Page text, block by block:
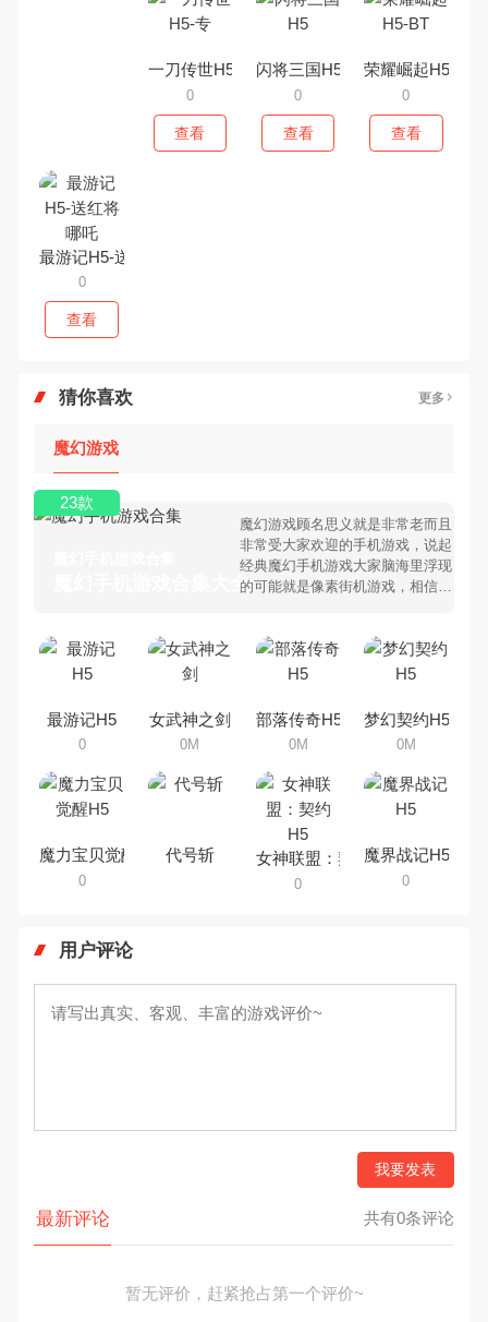
一刀传世H5-专
0
查看
闪将三国H5
0
查看
荣耀崛起H5-BT
0
查看
最游记H5-送红将哪吒
0
查看
猜你喜欢 更多
魔幻游戏
魔幻手机游戏合集大全 >
魔幻游戏顾名思义就是非常老而且
非常受大家欢迎的手机游戏，说起
经典魔幻手机游戏大家脑海里浮现
的可能就是像素街机游戏，相信很
幻手机游戏有哪些呢？游戏今天，
乐途下载站小编芒果味的怪咖给大
集，欢迎大家前来选择下载体验
23款
最游记H5
0
女武神之剑
0M
部落传奇H5
0M
梦幻契约H5
0M
魔力宝贝觉醒H5
0
代号斩 女神联盟：契约H5
0
魔界战记H5
0
用户评论
我要发表
最新评论 共有0条评论
暂无评价，赶紧抢占第一个评价~